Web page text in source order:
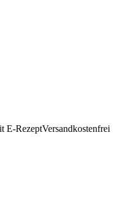
E-RezeptVersandkostenfrei